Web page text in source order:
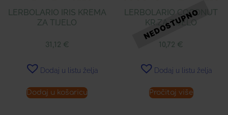
LERBOLARIO IRIS KREMA
ZA TIJELO
31,12 €
Dodaj u listu želja
Dodaj u košaricu
LERBOLARIO COCONUT
KR.ZA TIJELO
10,72 €
Dodaj u listu želja
Pročitaj više